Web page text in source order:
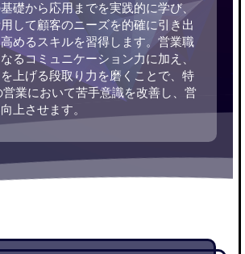
礎から応用までを実践的に学び、
して顧客のニーズを的確に引き出
めるスキルを習得します。営業職
るコミュニケーション力に加え、
を上げる段取り力を磨くことで、特
業において苦手意識を改善し、営
上させます。